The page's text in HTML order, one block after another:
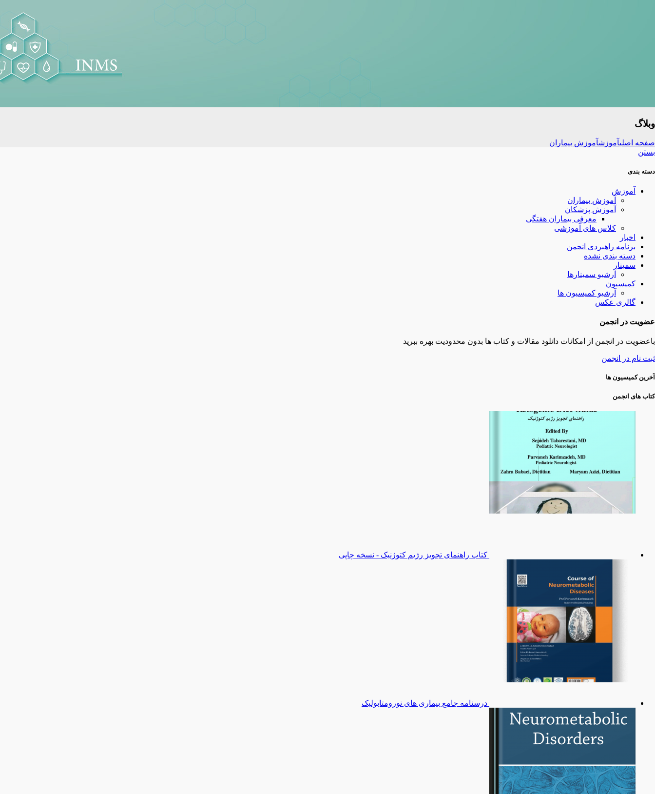
وبلاگ
صفحه اصلیآموزشآموزش بیماران
بستن
دسته بندی
آموزش
آموزش بیماران
آموزش پزشکان
معرفی بیماران هفتگی
کلاس های آموزشی
اخبار
برنامه راهبردی انجمن
دسته بندی نشده
سمینار
آرشیو سمینارها
کمیسیون
آرشیو کمیسیون ها
گالری عکس
عضویت در انجمن
باعضویت در انجمن از امکانات دانلود مقالات و کتاب ها بدون محدودیت بهره ببرید
ثبت نام در انجمن
آخرین کمیسیون ها
کتاب های انجمن
کتاب راهنمای تجویز رژیم کتوژنیک - نسخه چاپی
درسنامه جامع بیماری های نورومتابولیک